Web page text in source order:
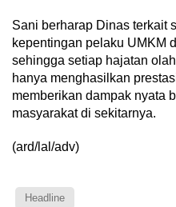
Sani berharap Dinas terkait
kepentingan pelaku UMKM
sehingga setiap hajatan
hanya menghasilkan
memberikan dampak nyata
masyarakat di sekitarnya.
(ard/lal/adv)
Headline